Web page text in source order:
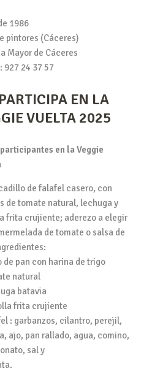
1986
pintores (Cáceres)
Mayor de Cáceres
927 24 37 57
EN LA
VUELTA 2025
en la Veggie
de falafel casero, con
de tomate natural, lechuga y
frita crujiente; aderezo a elegir
de tomate o salsa de
de pan con harina de trigo
natural
batavia
frita crujiente
: garbanzos, cilantro, perejil,
ajo, pan rallado, agua, comino,
sal y